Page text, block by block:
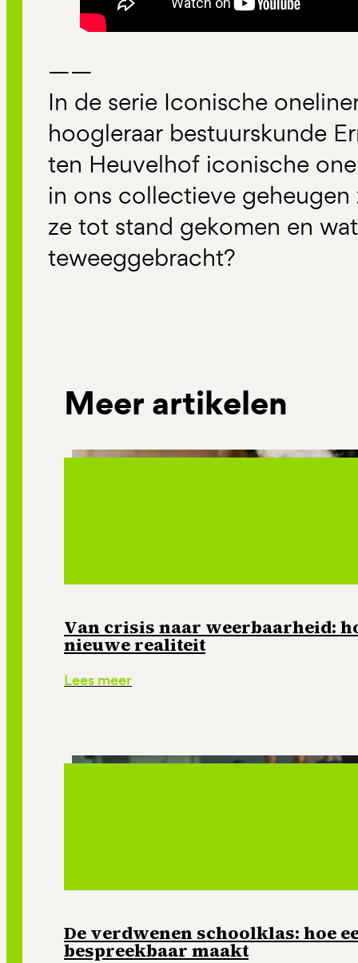
——
In de serie Iconische
hoogleraar bestuurskunde
ten Heuvelhof iconische
in ons collectieve
ze tot stand gekomen en
teweeggebracht?
Meer artikelen
Van crisis naar weerbaarheid:
nieuwe realiteit
Lees meer
De verdwenen schoolklas: hoe
bespreekbaar maakt